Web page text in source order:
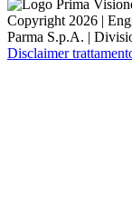
Copyright 2026 |
Parma S.p.A. |
Disclaimer